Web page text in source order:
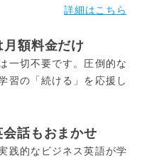
詳細はこちら
額料金だけ
一切不要です。圧倒的な
習の「続ける」を応援し
話もおまかせ
践的なビジネス英語が学